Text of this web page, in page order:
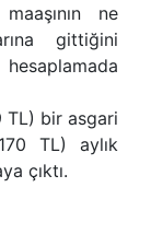
ne
gittiğini
TL) bir asgari
TL) aylık
çıktı.